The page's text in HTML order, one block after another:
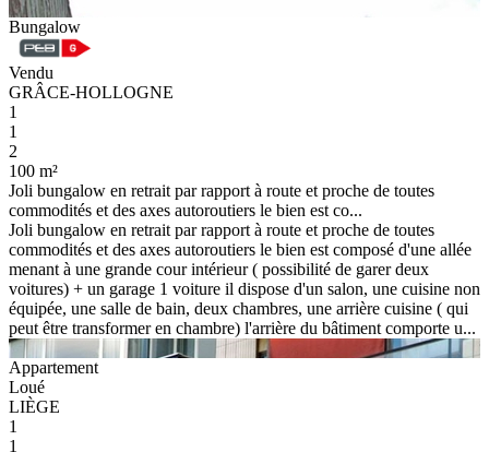
Bungalow
Vendu
GRÂCE-HOLLOGNE
1
1
2
100 m²
Joli bungalow en retrait par rapport à route et proche de toutes
commodités et des axes autoroutiers le bien est co...
Joli bungalow en retrait par rapport à route et proche de toutes
commodités et des axes autoroutiers le bien est composé d'une allée
menant à une grande cour intérieur ( possibilité de garer deux
voitures) + un garage 1 voiture il dispose d'un salon, une cuisine non
équipée, une salle de bain, deux chambres, une arrière cuisine ( qui
peut être transformer en chambre) l'arrière du bâtiment comporte u...
Appartement
Loué
LIÈGE
1
1